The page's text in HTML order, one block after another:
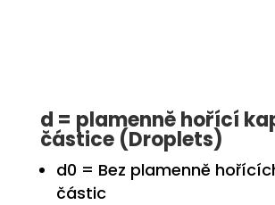
d = plamenně hořící
částice (Droplets)
d0 = Bez plamenně
částic